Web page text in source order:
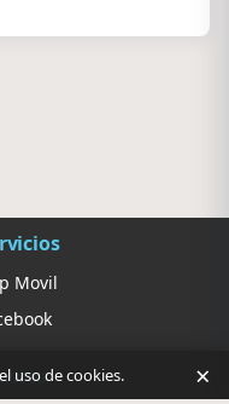
Movil
uso de cookies. ×